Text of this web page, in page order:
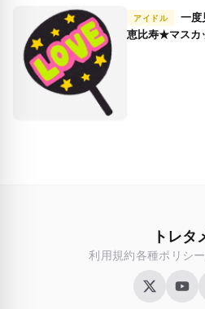
アイドル
恵比寿★マスカ
トレタ
利用規約各種ポリシー